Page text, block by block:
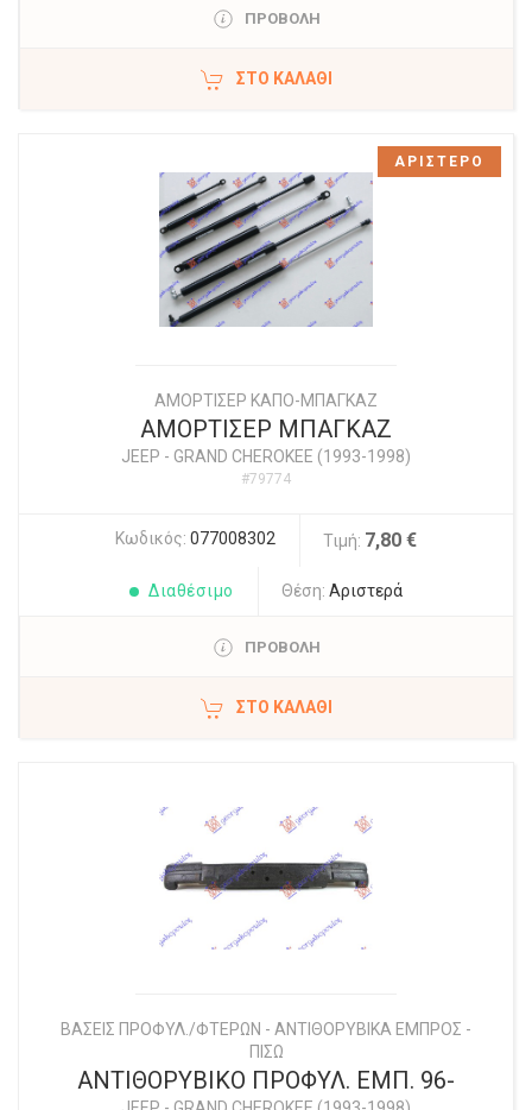
ΠΡΟΒΟΛΗ
ΣΤΟ ΚΑΛΆΘΙ
ΑΜΟΡΤΙΣΕΡ ΚΑΠΟ-ΜΠΑΓΚΑΖ
ΑΜΟΡΤΙΣΕΡ ΜΠΑΓΚΑΖ
JEEP - GRAND CHEROKEE (1993-1998)
#79774
Κωδικός: 077008302 Τιμή: 7,80 €
Διαθέσιμο Θέση: Αριστερά
ΠΡΟΒΟΛΗ
ΣΤΟ ΚΑΛΆΘΙ
ΑΡΙΣΤΕΡΟ
ΒΑΣΕΙΣ ΠΡΟΦΥΛ./ΦΤΕΡΩΝ - ΑΝΤΙΘΟΡΥΒΙΚΑ ΕΜΠΡΟΣ -
ΠΙΣΩ
ΑΝΤΙΘΟΡΥΒΙΚΟ ΠΡΟΦΥΛ. ΕΜΠ. 96-